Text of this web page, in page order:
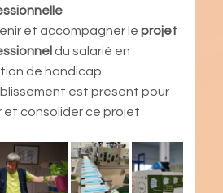
et accompagner le projet
du salarié en
de handicap.
est présent pour
et consolider ce projet